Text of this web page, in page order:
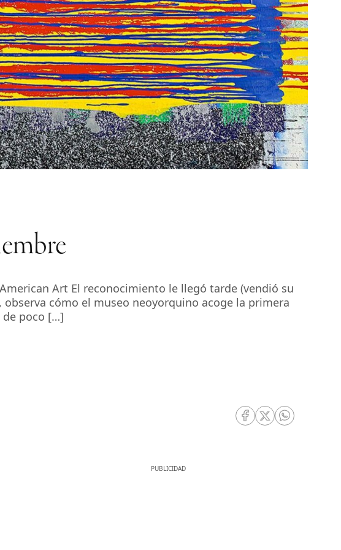
Art El reconocimiento le llegó tarde (vendió su
cómo el museo neoyorquino acoge la primera
de poco […]
RRSS Facebook
RRSS Twitter
RRSS